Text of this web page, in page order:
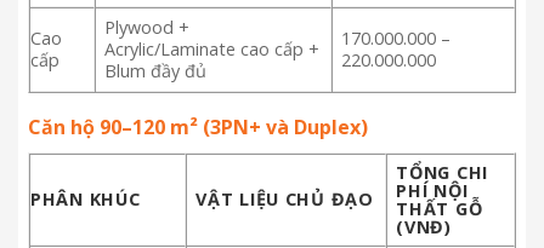
Cao
cấp
Plywood +
Acrylic/Laminate cao cấp +
Blum đầy đủ
170.000.000 –
220.000.000
Căn hộ 90–120 m² (3PN+ và Duplex)
PHÂN KHÚC VẬT LIỆU CHỦ ĐẠO
TỔNG CHI
PHÍ NỘI
THẤT GỖ
(VNĐ)